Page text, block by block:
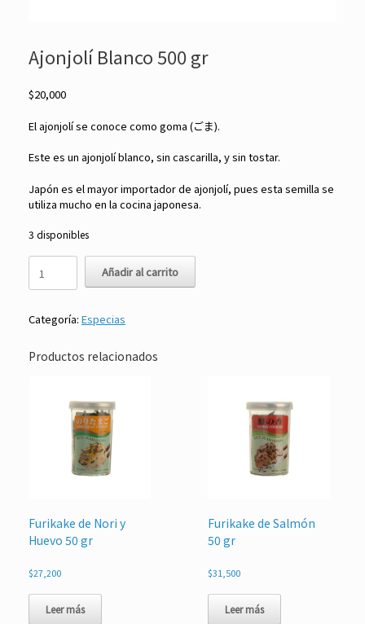
Ajonjolí Blanco 500 gr
$20,000
El ajonjolí se conoce como goma (ごま).
Este es un ajonjolí blanco, sin cascarilla, y sin tostar.
Japón es el mayor importador de ajonjolí, pues esta semilla se
utiliza mucho en la cocina japonesa.
3 disponibles
Ajonjolí
Blanco
500
cantidad
Añadir al carrito
Categoría: Especias
Productos relacionados
Furikake de Nori y
Huevo 50 gr
$27,200
Leer más
Furikake de Salmón
50 gr
$31,500
Leer más